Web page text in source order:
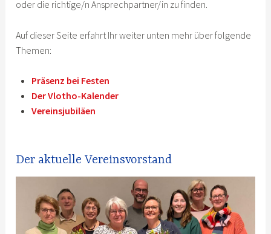
oder die richtige/n Ansprechpartner/in zu finden.
Auf dieser Seite erfahrt Ihr weiter unten mehr über folgende
Themen:
Präsenz bei Festen
Der Vlotho-Kalender
Vereinsjubiläen
Der aktuelle Vereinsvorstand